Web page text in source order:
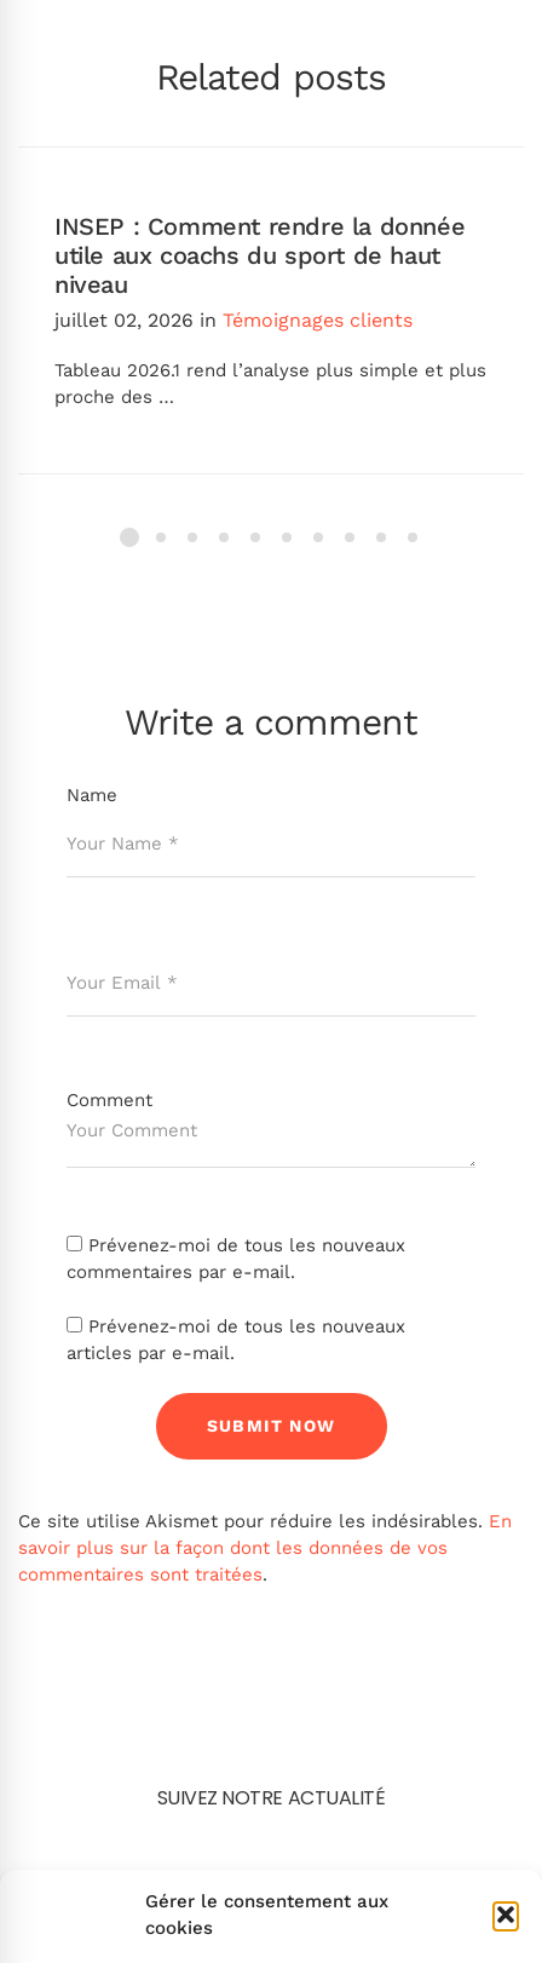
Gérer le consentement aux
cookies
Related posts
INSEP : Comment rendre la donnée
utile aux coachs du sport de haut
niveau
juillet 02, 2026 in Témoignages clients
Tableau 2026.1 rend l’analyse plus simple et plus
proche des …
Write a comment
Name
Comment
Prévenez-moi de tous les nouveaux
commentaires par e-mail.
Prévenez-moi de tous les nouveaux
articles par e-mail.
Ce site utilise Akismet pour réduire les indésirables. En
savoir plus sur la façon dont les données de vos
commentaires sont traitées.
SUIVEZ NOTRE ACTUALITÉ